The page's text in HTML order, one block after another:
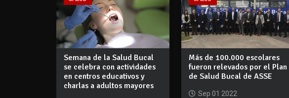
Semana de la Salud Bucal
se celebra con actividades
en centros educativos y
charlas a adultos mayores
Más de 100.000 escolares
fueron relevados por el Plan
de Salud Bucal de ASSE
Sep 01 2022